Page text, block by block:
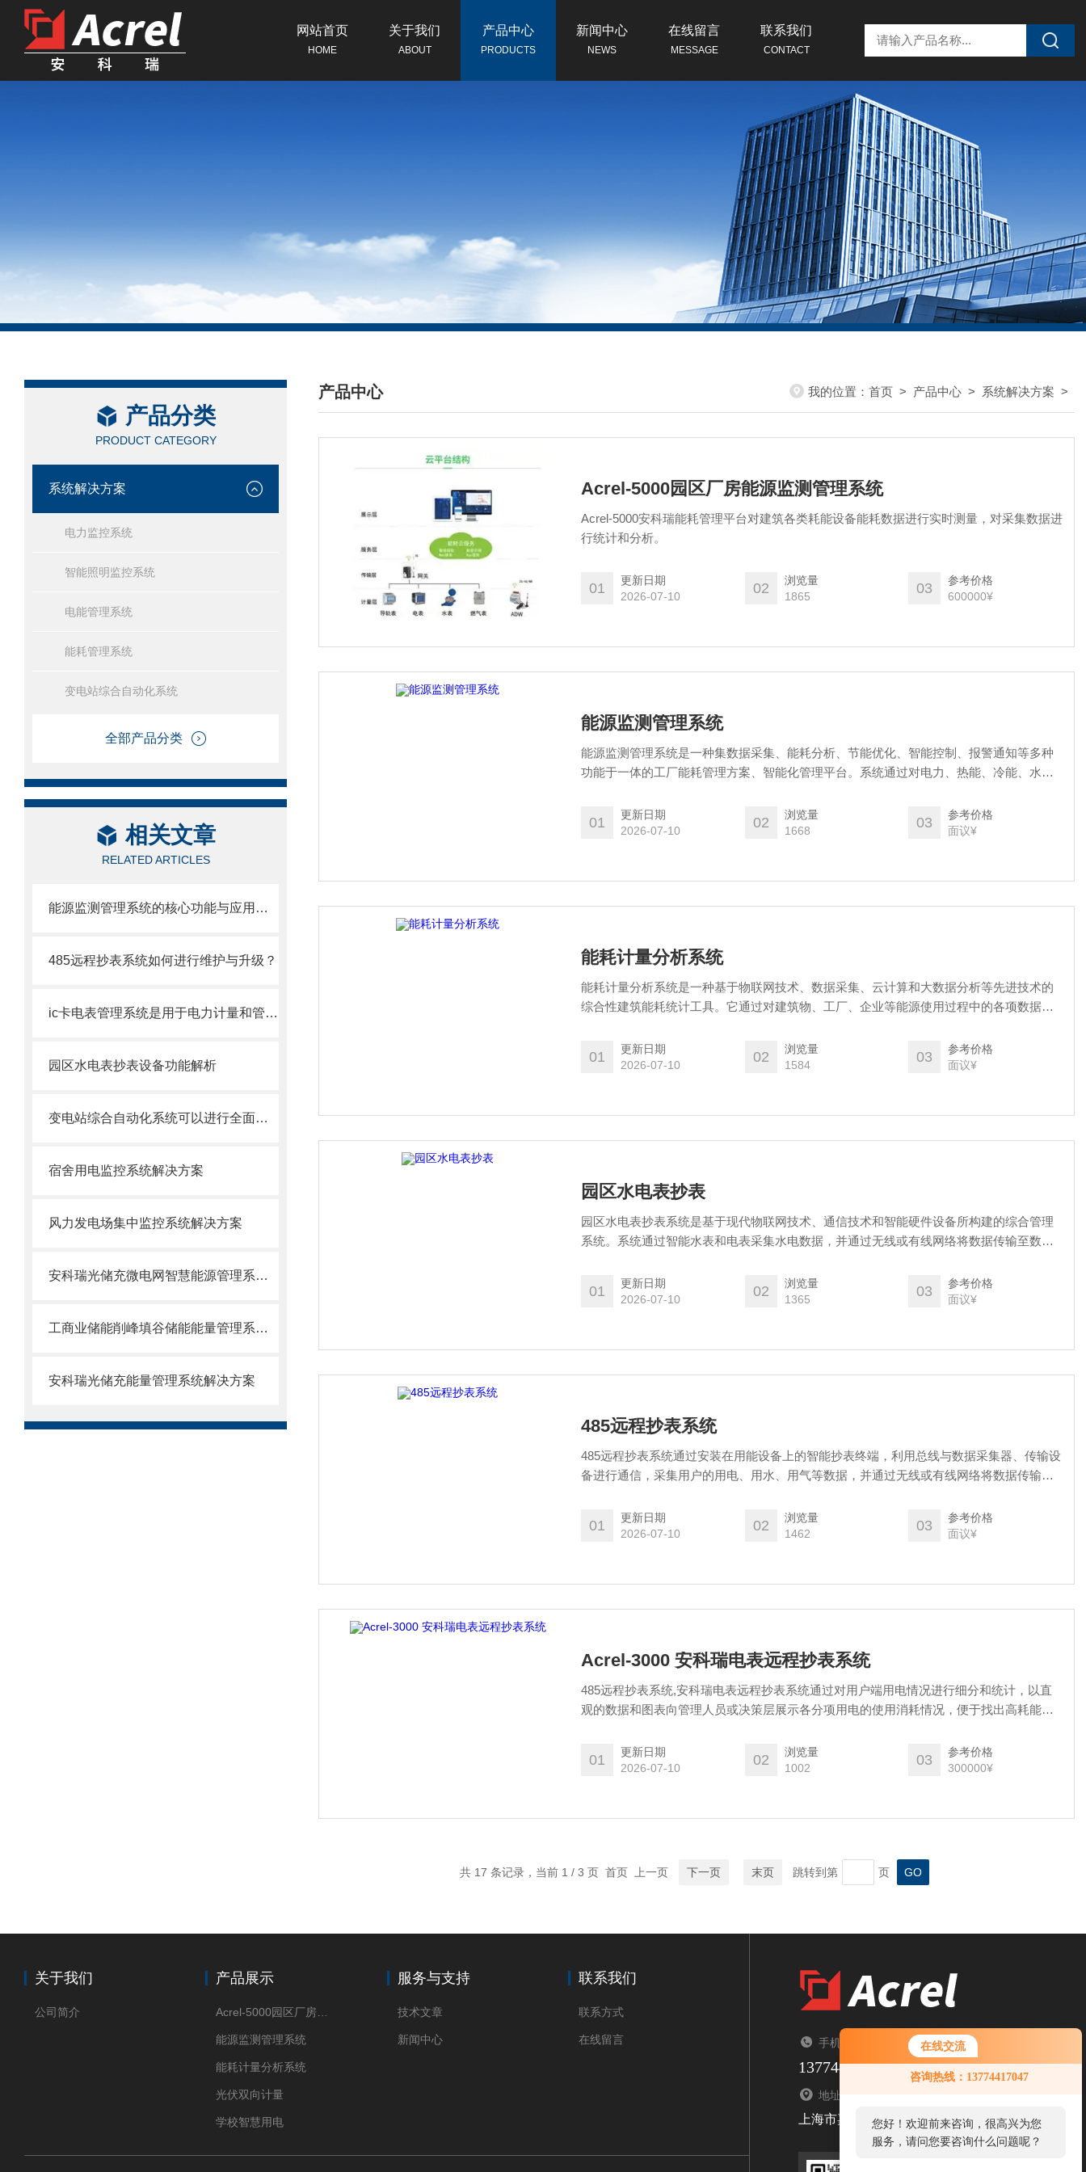
在线交流
咨询热线：13774417047
您好！欢迎前来咨询，很高兴为您
服务，请问您要咨询什么问题呢？
您好，看您停留很久了，是否找到
了需求产品，您可以直接在线与我
网站首页
HOME
关于我们
ABOUT
产品中心
PRODUCTS
新闻中心
NEWS
在线留言
MESSAGE
联系我们
CONTACT
产品分类
PRODUCT CATEGORY
系统解决方案
电力监控系统
智能照明监控系统
电能管理系统
能耗管理系统
变电站综合自动化系统
全部产品分类
相关文章
RELATED ARTICLES
能源监测管理系统的核心功能与应用价值
485远程抄表系统如何进行维护与升级？
ic卡电表管理系统是用于电力计量和管理的智能化系统
园区水电表抄表设备功能解析
变电站综合自动化系统可以进行全面的实时监控和调度
宿舍用电监控系统解决方案
风力发电场集中监控系统解决方案
安科瑞光储充微电网智慧能源管理系统解决方案
工商业储能削峰填谷储能能量管理系统解决方案
安科瑞光储充能量管理系统解决方案
产品中心
/ PRODUCTS CENTER
我的位置： 首页 > 产品中心 > 系统解决方案 >
Acrel-5000园区厂房能源监测管理系统
Acrel-5000安科瑞能耗管理平台对建筑各类耗能设备能耗数据进行实时测量，对采集数据进
行统计和分析。
01
更新日期
2026-07-10
02
浏览量
1865
03
参考价格
600000¥
能源监测管理系统
能源监测管理系统是一种集数据采集、能耗分析、节能优化、智能控制、报警通知等多种
功能于一体的工厂能耗管理方案、智能化管理平台。系统通过对电力、热能、冷能、水、
现能源浪费和使用不合理的现象，并提出优化方案，从而提高能源使用效率，降低能源消
耗，减少环境污染。
01
更新日期
2026-07-10
02
浏览量
1668
03
参考价格
面议¥
能耗计量分析系统
能耗计量分析系统是一种基于物联网技术、数据采集、云计算和大数据分析等先进技术的
综合性建筑能耗统计工具。它通过对建筑物、工厂、企业等能源使用过程中的各项数据进
情况，进行有效的能源使用管理与优化，提升能源利用率，减少浪费和过度消耗。
01
更新日期
2026-07-10
02
浏览量
1584
03
参考价格
面议¥
园区水电表抄表
园区水电表抄表系统是基于现代物联网技术、通信技术和智能硬件设备所构建的综合管理
系统。系统通过智能水表和电表采集水电数据，并通过无线或有线网络将数据传输至数据
01
更新日期
2026-07-10
02
浏览量
1365
03
参考价格
面议¥
485远程抄表系统
485远程抄表系统通过安装在用能设备上的智能抄表终端，利用总线与数据采集器、传输设
备进行通信，采集用户的用电、用水、用气等数据，并通过无线或有线网络将数据传输到
析与管理。
01
更新日期
2026-07-10
02
浏览量
1462
03
参考价格
面议¥
Acrel-3000 安科瑞电表远程抄表系统
485远程抄表系统,安科瑞电表远程抄表系统通过对用户端用电情况进行细分和统计，以直
观的数据和图表向管理人员或决策层展示各分项用电的使用消耗情况，便于找出高耗能点
01
更新日期
2026-07-10
02
浏览量
1002
03
参考价格
300000¥
共 17 条记录，当前 1 / 3 页 首页 上一页 下一页 末页 跳转到第 页
关于我们
公司简介
产品展示
能源监测管理系统
能耗计量分析系统
光伏双向计量
学校智慧用电
服务与支持
技术文章
新闻中心
联系我们
联系方式
在线留言 手机：TEL
13774417047
地址：ADDRESS
上海市嘉定区育绿路253号